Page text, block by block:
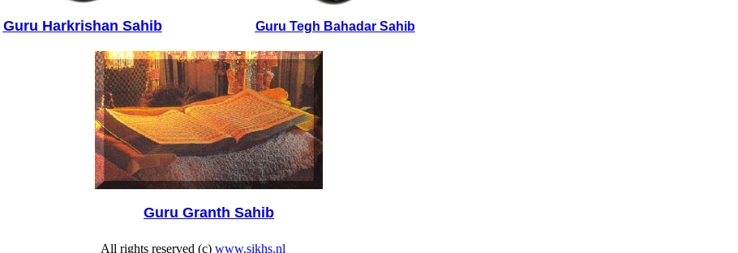
Guru Harkrishan Sahib Guru Tegh Bahadar Sahib
Guru Granth Sahib
All rights reserved (c) www.sikhs.nl